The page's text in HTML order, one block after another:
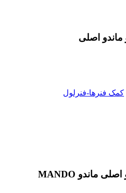
کمک فنرها-فنرلول